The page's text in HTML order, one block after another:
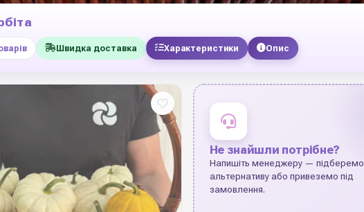
Швидка доставка Характеристики Опис
Не знайшли потрібне?
Напишіть менеджеру — підберемо
альтернативу або привеземо під
замовлення.